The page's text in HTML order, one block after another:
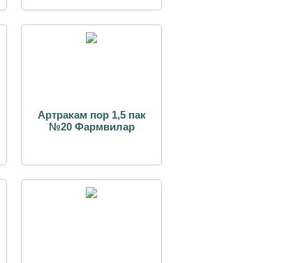
Артракам пор 1,5 пак
№20 Фармвилар